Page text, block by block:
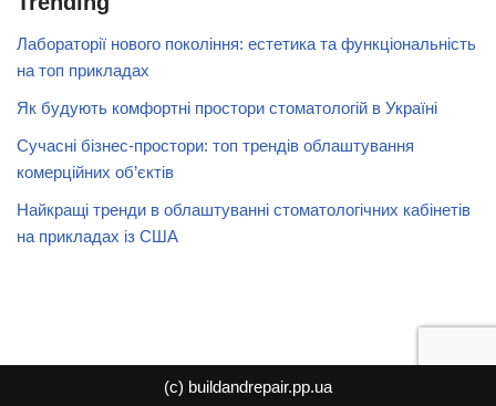
Лабораторії нового покоління: естетика та функціональність
на топ прикладах
Як будують комфортні простори стоматологій в Україні
Сучасні бізнес-простори: топ трендів облаштування
комерційних об’єктів
Найкращі тренди в облаштуванні стоматологічних кабінетів
на прикладах із США
(с) buildandrepair.pp.ua